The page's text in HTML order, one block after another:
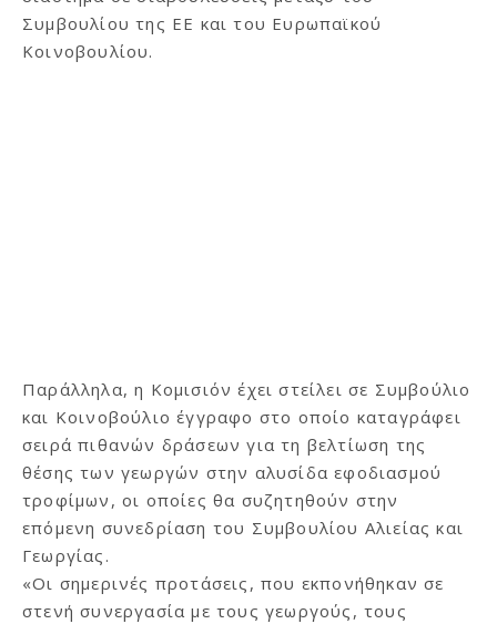
Συμβουλίου της ΕΕ και του Ευρωπαϊκού
Κοινοβουλίου.
Παράλληλα, η Κομισιόν έχει στείλει σε Συμβούλιο
και Κοινοβούλιο έγγραφο στο οποίο καταγράφει
σειρά πιθανών δράσεων για τη βελτίωση της
θέσης των γεωργών στην αλυσίδα εφοδιασμού
τροφίμων, οι οποίες θα συζητηθούν στην
επόμενη συνεδρίαση του Συμβουλίου Αλιείας και
Γεωργίας.
«Οι σημερινές προτάσεις, που εκπονήθηκαν σε
στενή συνεργασία με τους γεωργούς, τους